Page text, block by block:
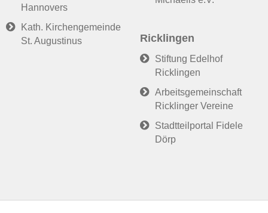
Hannovers
Kath. Kirchengemeinde
St. Augustinus
Ricklingen
Stiftung Edelhof
Ricklingen
Arbeitsgemeinschaft
Ricklinger Vereine
Stadtteilportal Fidele
Dörp